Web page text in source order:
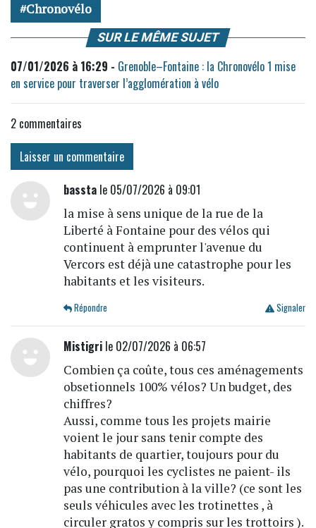
Chronovélo
SUR LE MÊME SUJET
07/01/2026 à 16:29 - Grenoble–Fontaine : la Chronovélo 1 mise
en service pour traverser l’agglomération à vélo
2 commentaires
Laisser un commentaire
basstale 05/07/2026 à 09:01
la mise à sens unique de la rue de la
Liberté à Fontaine pour des vélos qui
continuent à emprunter l'avenue du
Vercors est déjà une catastrophe pour les
habitants et les visiteurs.
Signaler
Répondre
Mistigrile 02/07/2026 à 06:57
Combien ça coûte, tous ces aménagements
obsetionnels 100% vélos? Un budget, des
chiffres?
Aussi, comme tous les projets mairie
voient le jour sans tenir compte des
habitants de quartier, toujours pour du
vélo, pourquoi les cyclistes ne paient- ils
pas une contribution à la ville? (ce sont les
seuls véhicules avec les trotinettes , à
circuler gratos y compris sur les trottoirs ).